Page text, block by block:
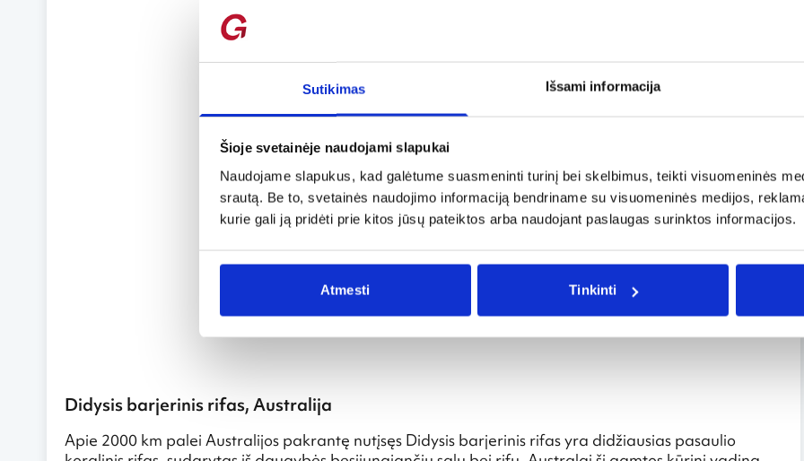
Sutikimas Išsami informacija
Šioje svetainėje naudojami slapukai
Naudojame slapukus, kad galėtume suasmeninti turinį bei skelbimus, teikti visuomeninės
srautą. Be to, svetainės naudojimo informaciją bendriname su visuomeninės medijos,
kurie gali ją pridėti prie kitos jūsų pateiktos arba naudojant paslaugas surinktos informacijos.
Atmesti Tinkinti
Didysis barjerinis rifas, Australija
Apie 2000 km palei Australijos pakrantę nutįsęs Didysis barjerinis rifas yra didžiausias pasaulio